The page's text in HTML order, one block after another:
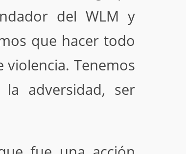
del WLM y
que hacer todo
Tenemos
adversidad, ser